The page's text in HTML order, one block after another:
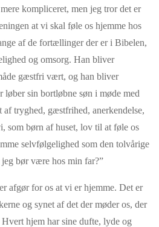
kompliceret, men jeg tror det er
at vi skal føle os hjemme hos
af de fortællinger der er i Bibelen,
og omsorg. Han bliver
gæstfri vært, og han bliver
løber sin bortløbne søn i møde med
af tryghed, gæstfrihed, anerkendelse,
som børn af huset, lov til at føle os
selvfølgelighed som den tolvårige
bør være hos min far?”
afgør for os at vi er hjemme. Det er
og synet af det der møder os, der
hjem har sine dufte, lyde og